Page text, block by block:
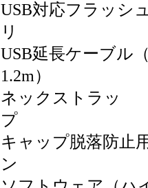
USB対応フラッシ
リ
USB延長ケーブル
1.2m
ネックストラッ
プ
キャップ脱落防止
ン